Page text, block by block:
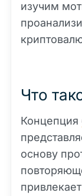
изучим
Что
Концепция
основу